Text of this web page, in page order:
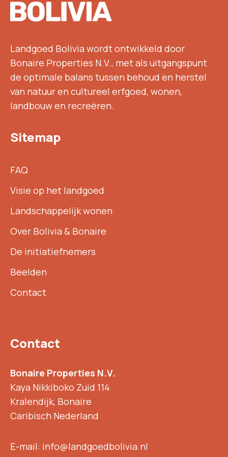
Landgoed Bolivia wordt ontwikkeld door
Bonaire Properties N.V., met als uitgangspunt
de optimale balans tussen behoud en herstel
van natuur en cultureel erfgoed, wonen,
landbouw en recreëren.
Sitemap
FAQ
Visie op het landgoed
Landschappelijk wonen
Over Bolivia & Bonaire
De initiatiefnemers
Beelden
Contact
Contact
Bonaire Properties N.V.
Kaya Nikkiboko Zuid 114
Kralendijk, Bonaire
Caribisch Nederland
E-mail: info@landgoedbolivia.nl